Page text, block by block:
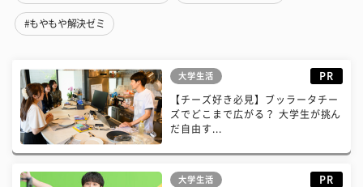
#もやもや解決ゼミ
大学生活 PR
【チーズ好き必見】ブッラータチー
ズでどこまで広がる？ 大学生が挑ん
だ自由す...
大学生活 PR